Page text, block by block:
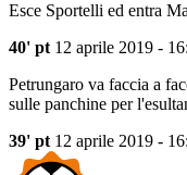
Esce Sportelli ed entra
40' pt12 aprile 2019 -
Petrungaro va faccia a
sulle panchine per
39' pt12 aprile 2019 -